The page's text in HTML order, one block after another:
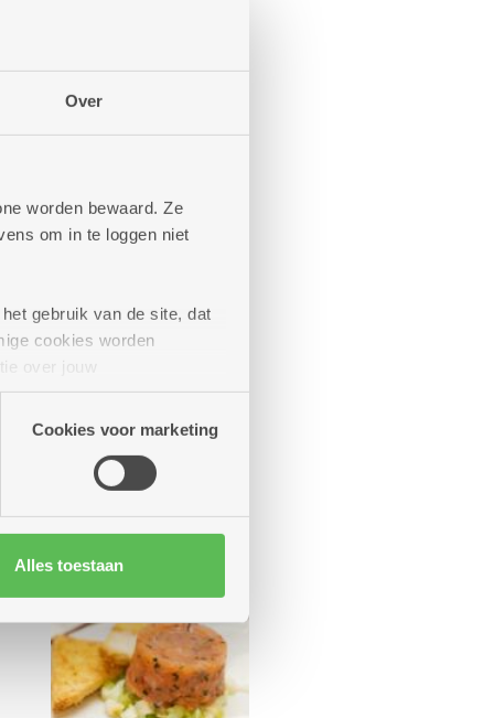
Over
worden bewaard. Ze
om in te loggen niet
gebruik van de site, dat
cookies worden
kunnen deze gegevens
Cookies voor marketing
Alles toestaan